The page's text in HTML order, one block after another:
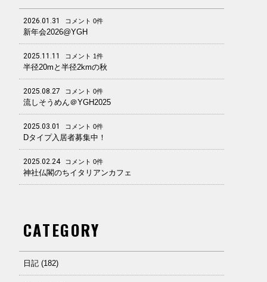
2026.01.31 コメント 0件
新年会2026@YGH
2025.11.11 コメント 1件
半径20mと半径2kmの秋
2025.08.27 コメント 0件
流しそうめん＠YGH2025
2025.03.01 コメント 0件
Dタイプ入居者募集中！
2025.02.24 コメント 0件
神社仏閣のちイタリアンカフェ
CATEGORY
日記 (182)